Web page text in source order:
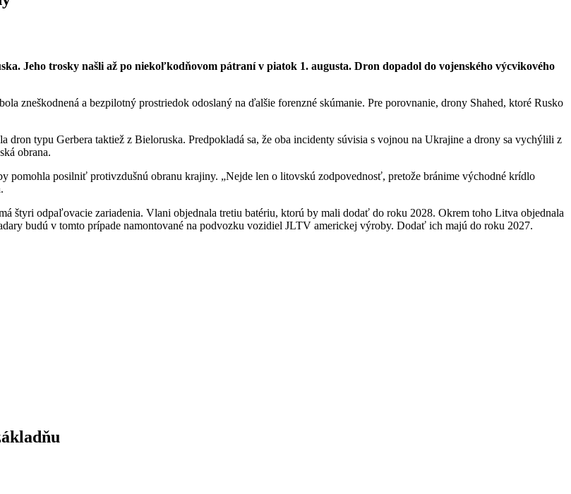
Jeho trosky našli až po niekoľkodňovom pátraní v piatok 1. augusta. Dron dopadol do vojenského výcvikového
zneškodnená a bezpilotný prostriedok odoslaný na ďalšie forenzné skúmanie. Pre porovnanie, drony Shahed, ktoré Rusko
typu Gerbera taktiež z Bieloruska. Predpokladá sa, že oba incidenty súvisia s vojnou na Ukrajine a drony sa vychýlili z
obrana.
pomohla posilniť protivzdušnú obranu krajiny. „Nejde len o litovskú zodpovednosť, pretože bránime východné krídlo
štyri odpaľovacie zariadenia. Vlani objednala tretiu batériu, ktorú by mali dodať do roku 2028. Okrem toho Litva objednala
budú v tomto prípade namontované na podvozku vozidiel JLTV americkej výroby. Dodať ich majú do roku 2027.